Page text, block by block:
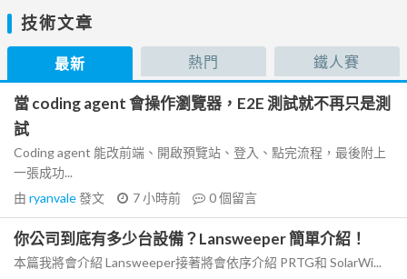
技術文章
最新 熱門 鐵人賽
當 coding agent 會操作瀏覽器，E2E 測試就不再只是測
試
Coding agent 能改前端、開啟預覽站、登入、點完流程，最後附上
一張成功...
由 ryanvale發文 7 小時前 0個留言
你公司到底有多少台設備？Lansweeper 簡單介紹！
本篇我將會介紹 Lansweeper接著將會依序介紹 PRTG和 SolarWi...